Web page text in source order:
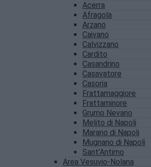
Acerra
Afragola
Arzano
Caivano
Calvizzano
Cardito
Casandrino
Casavatore
Casoria
Frattamaggiore
Frattaminore
Grumo Nevano
Melito di Napoli
Marano di Napoli
Mugnano di Napoli
Sant’Antimo
Area Vesuvio-Nolana